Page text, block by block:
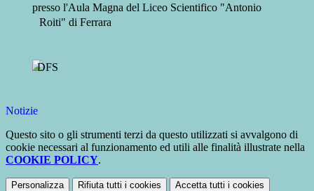
presso l'Aula Magna del Liceo Scientifico "Antonio
Roiti" di Ferrara
Notizie
Questo sito o gli strumenti terzi da questo utilizzati si avvalgono di
cookie necessari al funzionamento ed utili alle finalità illustrate nella
COOKIE POLICY.
Personalizza Rifiuta tutti i cookies Accetta tutti i cookies